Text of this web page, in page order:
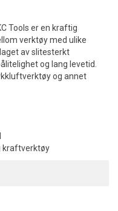
Tools er en kraftig
verktøy med ulike
av slitesterkt
og lang levetid.
og annet
kraftverktøy